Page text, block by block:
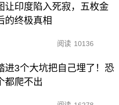
让印度陷入死寂，五枚金
的终极真相
阅读 10136
进3个大坑把自己埋了！恐
都爬不出